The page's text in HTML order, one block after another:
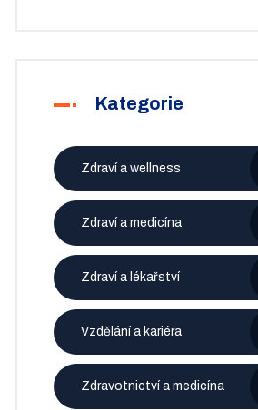
Kategorie
Zdraví a wellness
Zdraví a medicína
Zdraví a lékařství
Vzdělání a kariéra
Zdravotnictví a medicína